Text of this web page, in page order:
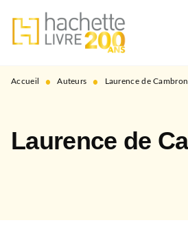
MENU RECHERCHE
PIED DE PAGE
Accueil • Auteurs • Laurence de
Laurence de